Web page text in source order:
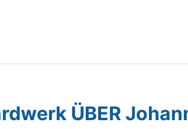
ÜBER